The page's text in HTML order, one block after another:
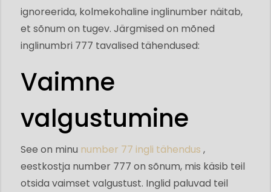
ignoreerida, kolmekohaline inglinumber näitab,
et sõnum on tugev. Järgmised on mõned
inglinumbri 777 tavalised tähendused:
Vaimne
valgustumine
See on minu number 77 ingli tähendus ,
eestkostja number 777 on sõnum, mis käsib teil
otsida vaimset valgustust. Inglid paluvad teil